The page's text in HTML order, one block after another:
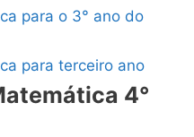
para o 3° ano do
para terceiro ano
4°